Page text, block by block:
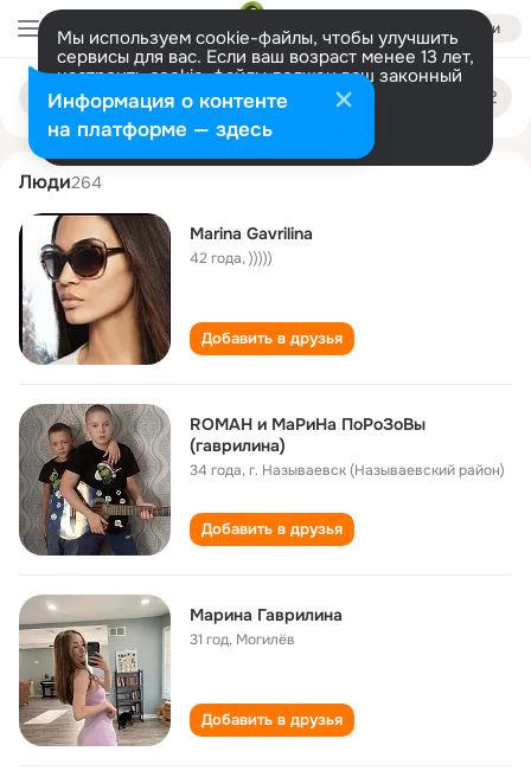
Войти
Мы используем cookie-файлы, чтобы улучшить
сервисы для вас. Если ваш возраст менее 13 лет,
настроить cookie-файлы должен ваш законный
представитель. Больше информации
Разрешить все Настроить
Поиск
людям
marina gavrilina
Люди264
Marina Gavrilina
42 года,)))))
Добавить в друзья
ROMAH и МаРиНа ПоРоЗоВы
(гаврилина)
34 года,г. Называевск (Называевский район)
Добавить в друзья
Марина Гаврилина
31 год, Могилёв
Добавить в друзья
Информация о контенте
на платформе — здесь